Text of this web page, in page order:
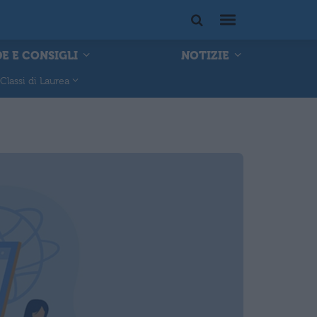
E CONSIGLI NOTIZIE
Classi di Laurea